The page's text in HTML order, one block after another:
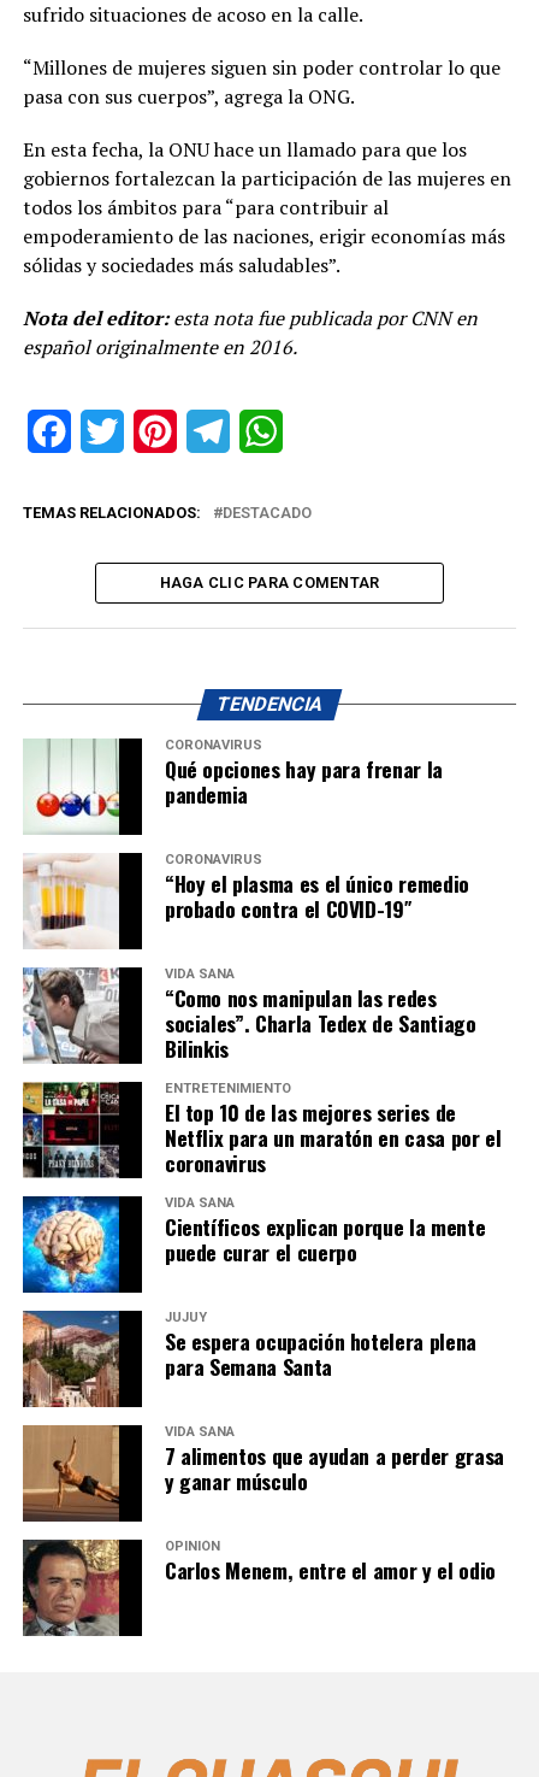
sufrido situaciones de acoso en la calle.
“Millones de mujeres siguen sin poder controlar lo que
pasa con sus cuerpos”, agrega la ONG.
En esta fecha, la ONU hace un llamado para que los
gobiernos fortalezcan la participación de las mujeres en
todos los ámbitos para “para contribuir al
empoderamiento de las naciones, erigir economías más
sólidas y sociedades más saludables”.
Nota del editor:esta nota fue publicada por CNN en
español originalmente en 2016.
FacebookTwitter PinterestTelegram
TEMAS RELACIONADOS: DESTACADO
HAGA CLIC PARA COMENTAR
TENDENCIA
CORONAVIRUS
Qué opciones hay para frenar la
pandemia
CORONAVIRUS
“Hoy el plasma es el único remedio
probado contra el COVID-19″
VIDA SANA
“Como nos manipulan las redes
sociales”. Charla Tedex de Santiago
Bilinkis
ENTRETENIMIENTO
El top 10 de las mejores series de
Netflix para un maratón en casa por el
coronavirus
VIDA SANA
Científicos explican porque la mente
puede curar el cuerpo
JUJUY
Se espera ocupación hotelera plena
para Semana Santa
VIDA SANA
7 alimentos que ayudan a perder grasa
y ganar músculo
OPINIÓN
Carlos Menem, entre el amor y el odio